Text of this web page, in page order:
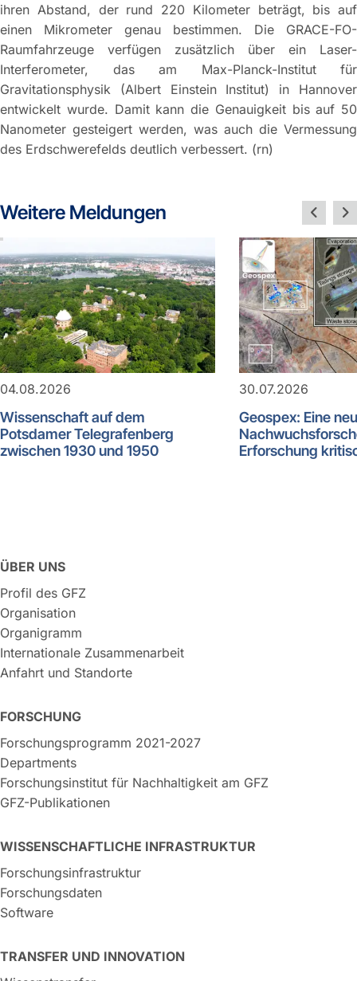
ihren Abstand, der rund 220 Kilometer beträgt, bis auf
einen Mikrometer genau bestimmen. Die GRACE-FO-
Raumfahrzeuge verfügen zusätzlich über ein Laser-
Interferometer, das am Max-Planck-Institut für
Gravitationsphysik (Albert Einstein Institut) in Hannover
entwickelt wurde. Damit kann die Genauigkeit bis auf 50
Nanometer gesteigert werden, was auch die Vermessung
des Erdschwerefelds deutlich verbessert. (rn)
Weitere Meldungen
04.08.2026
Wissenschaft auf dem
Potsdamer Telegrafenberg
zwischen 1930 und 1950
30.07.2026
Geospex: Eine
Erforschung
ÜBER UNS
Profil des GFZ
Organisation
Organigramm
Internationale Zusammenarbeit
Anfahrt und Standorte
FORSCHUNG
Forschungsprogramm 2021-2027
Departments
Forschungsinstitut für Nachhaltigkeit am GFZ
GFZ-Publikationen
WISSENSCHAFTLICHE INFRASTRUKTUR
Forschungsinfrastruktur
Forschungsdaten
Software
TRANSFER UND INNOVATION